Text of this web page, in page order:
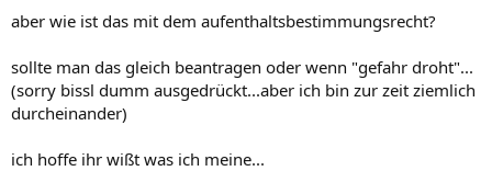
aber wie ist das mit dem aufenthaltsbestimmungsrecht?
sollte man das gleich beantragen oder wenn "gefahr droht"...
(sorry bissl dumm ausgedrückt...aber ich bin zur zeit ziemlich
durcheinander)
ich hoffe ihr wißt was ich meine...